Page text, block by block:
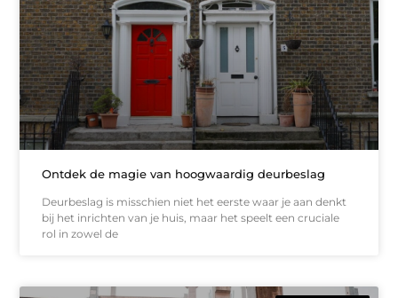
Ontdek de magie van hoogwaardig deurbeslag
Deurbeslag is misschien niet het eerste waar je aan denkt
bij het inrichten van je huis, maar het speelt een cruciale
rol in zowel de